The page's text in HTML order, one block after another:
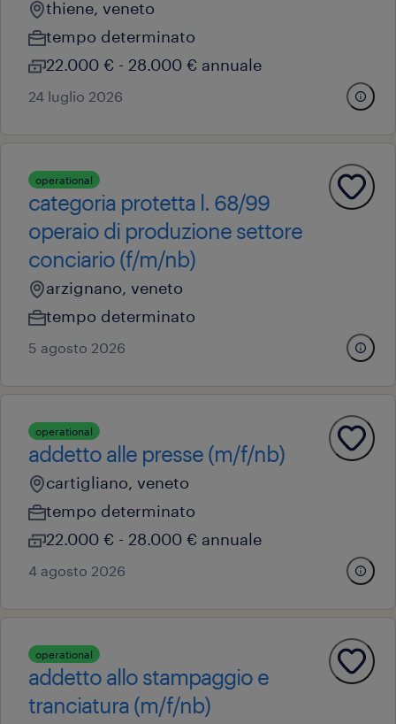
thiene, veneto
tempo determinato
22.000 € - 28.000 € annuale
24 luglio 2026
operational
categoria protetta l. 68/99
operaio di produzione settore
conciario (f/m/nb)
arzignano, veneto
tempo determinato
5 agosto 2026
operational
addetto alle presse (m/f/nb)
cartigliano, veneto
tempo determinato
22.000 € - 28.000 € annuale
4 agosto 2026
operational
addetto allo stampaggio e
tranciatura (m/f/nb)